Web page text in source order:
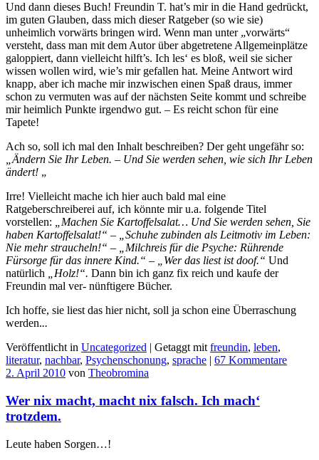
Und dann dieses Buch! Freundin T. hat’s mir in die Hand gedrückt,
im guten Glauben, dass mich dieser Ratgeber (so wie sie)
unheimlich vorwärts bringen wird. Wenn man unter „vorwärts“
versteht, dass man mit dem Autor über abgetretene Allgemeinplätze
galoppiert, dann vielleicht hilft’s. Ich les‘ es bloß, weil sie sicher
wissen wollen wird, wie’s mir gefallen hat. Meine Antwort wird
knapp, aber ich mache mir inzwischen einen Spaß draus, immer
schon zu vermuten was auf der nächsten Seite kommt und schreibe
mir heimlich Punkte irgendwo gut. – Es reicht schon für eine
Tapete!
Ach so, soll ich mal den Inhalt beschreiben? Der geht ungefähr so:
„Ändern Sie Ihr Leben. – Und Sie werden sehen, wie sich Ihr Leben
ändert! „
Irre! Vielleicht mache ich hier auch bald mal eine
Ratgeberschreiberei auf, ich könnte mir u.a. folgende Titel
vorstellen: „Machen Sie Kartoffelsalat… Und Sie werden sehen, Sie
haben Kartoffelsalat!“ –
„Schuhe zubinden als Leitmotiv im Leben:
Nie mehr straucheln!“ – „Milchreis für die Psyche: Rührende
Fürsorge für das innere Kind.“ – „Wer das liest ist doof.“ Und
natürlich
„Holz!“. Dann bin ich ganz fix reich und kaufe der
Freundin mal ver- nünftigere Bücher.
Ich hoffe, sie liest das hier nicht, soll ja schon eine Überraschung
werden...
Veröffentlicht in Uncategorized | Getaggt mit freundin, leben,
literatur, nachbar, Psychenschonung, sprache | 67 Kommentare
2. April 2010 von Theobromina
Wer nix macht, macht nix falsch. Ich mach‘
trotzdem.
Leute haben Sorgen…!